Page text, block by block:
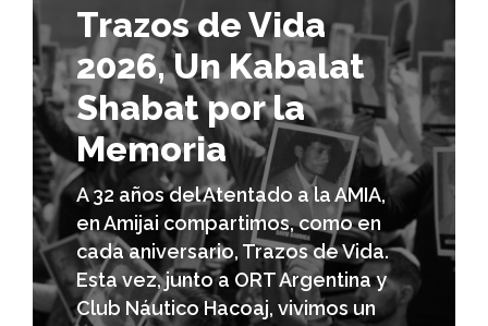
Trazos de Vida
2026, Un Kabalat
Shabat por la
Memoria
A 32 años del Atentado a la AMIA,
en Amijai compartimos, como en
cada aniversario, Trazos de Vida.
Esta vez, junto a ORT Argentina y
Club Náutico Hacoaj, vivimos un